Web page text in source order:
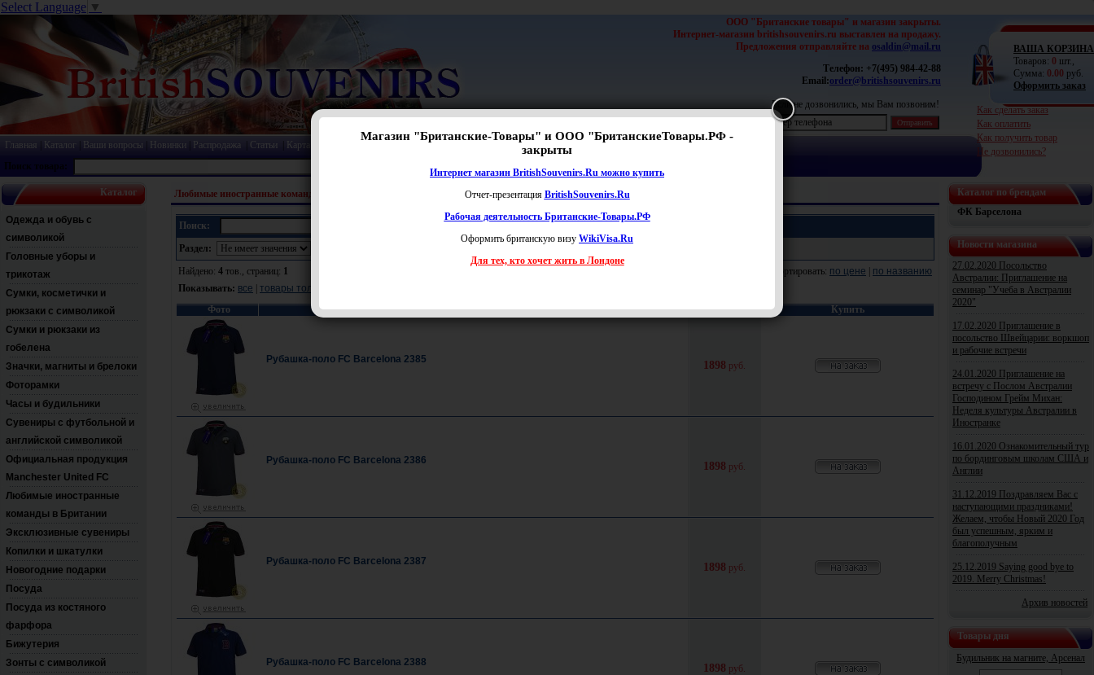
Select Language ▼
ООО "Британские товары" и магазин закрыты.
Интернет-магазин britishsouvenirs.ru выставлен на продажу.
Предложения отправляйте на osaldin@mail.ru
Телефон: +7(495) 984-42-88
Email:order@britishsouvenirs.ru
Если не дозвонились, мы Вам позвоним!
Главная Каталог Ваши вопросы Новинки Распродажа Статьи Карта сайта
Поиск товара:
Расширенный поиск
ВАША КОРЗИНА
Товаров: 0 шт.,
Сумма: 0.00 руб.
Оформить заказ
Как сделать заказ
Как оплатить
Как получить товар
Не дозвонились?
Каталог
Одежда и обувь с
символикой
Головные уборы и
трикотаж
Сумки, косметички и
рюкзаки с символикой
Сумки и рюкзаки из
гобелена
Значки, магниты и брелоки
Фоторамки
Часы и будильники
Сувениры с футбольной и
английской символикой
Официальная продукция
Manchester United FC
Любимые иностранные
команды в Британии
Эксклюзивные сувениры
Копилки и шкатулки
Новогодние подарки
Посуда
Посуда из костяного
фарфора
Бижутерия
Зонты с символикой
Любимые иностранные команды в Британии Рубашки-поло FC Barcelona
Поиск:
Раздел:
Найдено: 4 тов., страниц: 1 Сортировать: по цене
по названию
Показывать: все
товары только в наличии
Фото
Наименование Цена Купить
Рубашка-поло FC Barcelona 2385 1898 руб.
Рубашка-поло FC Barcelona 2386 1898 руб.
Рубашка-поло FC Barcelona 2387 1898 руб.
Рубашка-поло FC Barcelona 2388 1898 руб.
Каталог по брендам
ФК Барселона
Новости магазина
27.02.2020 Посольство
Австралии: Приглашение на
семинар "Учеба в Австралии
2020"
17.02.2020 Приглашение в
посольство Швейцарии: воркшоп
и рабочие встречи
24.01.2020 Приглашение на
встречу с Послом Австралии
Господином Грейм Михан:
Неделя культуры Австралии в
Иностранке
16.01.2020 Ознакомительный тур
по бординговым школам США и
Англии
31.12.2019 Поздравляем Вас с
наступающими праздниками!
Желаем, чтобы Новый 2020 Год
был успешным, ярким и
благополучным
25.12.2019 Saying good bye to
2019. Merry Christmas!
Архив новостей
Товары дня
Будильник на магните, Арсенал
Магазин "Британские-Товары" и ООО "БританскиеТовары.РФ -
закрыты
Интернет магазин BritishSouvenirs.Ru можно купить
Отчет-презентация BritishSouvenirs.Ru
Рабочая деятельность Британские-Товары.РФ
Оформить британскую визу WikiVisa.Ru
Для тех, кто хочет жить в Лондоне